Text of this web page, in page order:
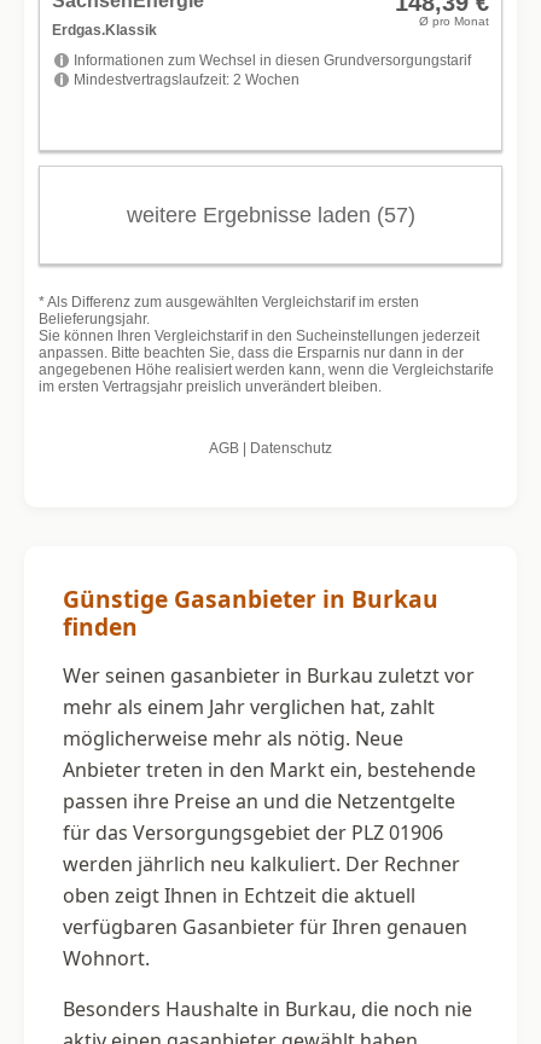
Günstige Gasanbieter in Burkau
finden
Wer seinen gasanbieter in Burkau zuletzt vor
mehr als einem Jahr verglichen hat, zahlt
möglicherweise mehr als nötig. Neue
Anbieter treten in den Markt ein, bestehende
passen ihre Preise an und die Netzentgelte
für das Versorgungsgebiet der PLZ 01906
werden jährlich neu kalkuliert. Der Rechner
oben zeigt Ihnen in Echtzeit die aktuell
verfügbaren Gasanbieter für Ihren genauen
Wohnort.
Besonders Haushalte in Burkau, die noch nie